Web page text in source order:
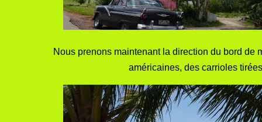
Nous prenons maintenant la direction du bord de
américaines, des carrioles